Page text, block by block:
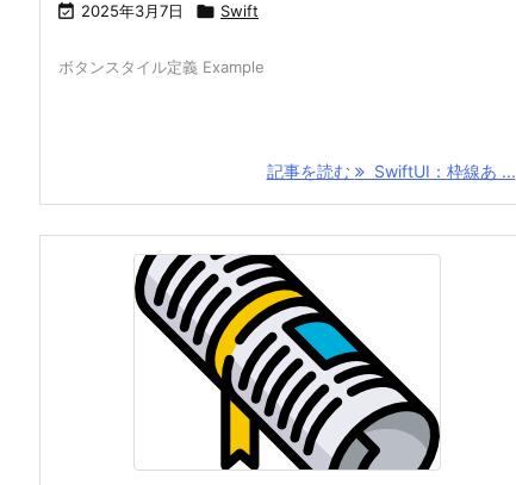
 2025年3月7日  Swift
ボタンスタイル定義 Example
記事を読む SwiftUI：枠線あ ...